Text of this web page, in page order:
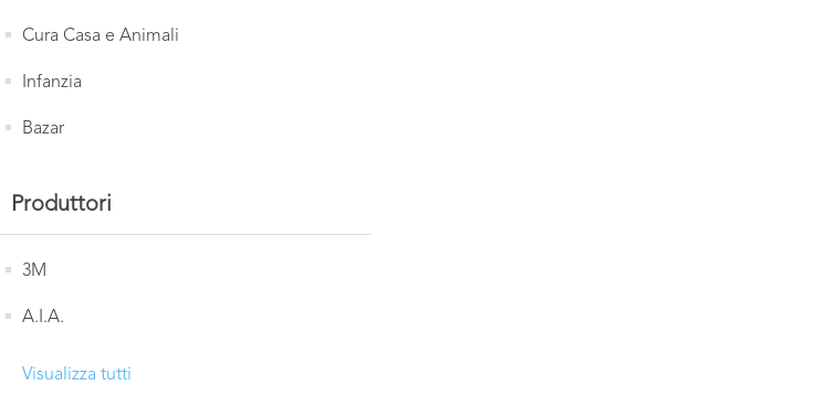
Cura Casa e Animali
Infanzia
Bazar
Produttori
3M
A.I.A.
Visualizza tutti